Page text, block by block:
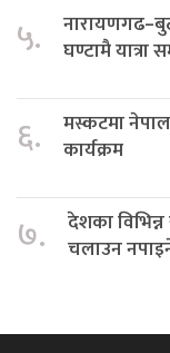
५.
घण्टामै यात्रा
६.
मस्कटमा
कार्यक्रम
७.
देशका
चलाउन